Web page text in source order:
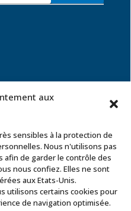
aux
sensibles à la protection de
Nous n'utilisons pas
afin de garder le contrôle des
nous confiez. Elles ne sont
aux Etats-Unis.
utilisons certains cookies pour
de navigation optimisée.
91220 Le Plessis Pâté
85 64 62
solutions.com